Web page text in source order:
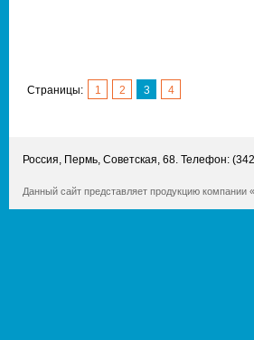
Страницы: 1 2 3 4
Россия, Пермь, Советская, 68. Телефон:
Данный сайт представляет продукцию